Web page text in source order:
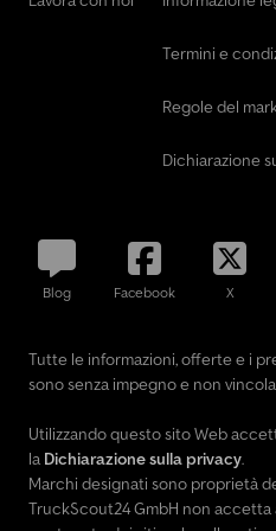
vincolanti. La descrizione del
completezza delle informazioni.
verificare separatamente. Salvo
Termini e
Regole del
Dichiarazione
Blog Facebook X
Tutte le informazioni, offerte e i
sono senza impegno e non
Utilizzando questo sito Web
la Dichiarazione sulla privacy.
Marchi designati sono proprietà
TruckScout24 GmbH non